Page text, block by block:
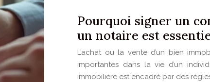
Pourquoi signer un
un notaire est
L’achat ou la vente d’un bien
importantes dans la vie d’un
immobilière est encadré par des